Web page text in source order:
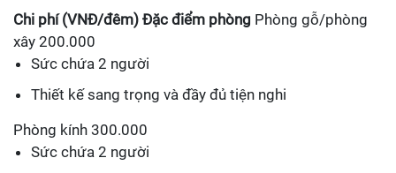
Chi phí (VNĐ/đêm) Đặc điểm phòng Phòng gỗ/phòng
xây 200.000
Sức chứa 2 người
Thiết kế sang trọng và đầy đủ tiện nghi
Phòng kính 300.000
Sức chứa 2 người